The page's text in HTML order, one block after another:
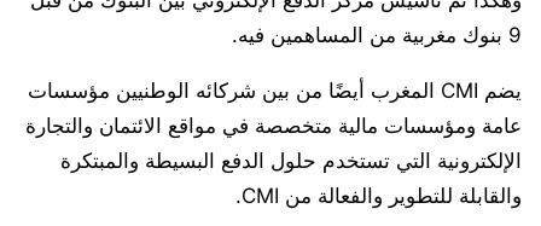
9 بنوك مغربية من المساهمين فيه.
يضم CMI المغرب أيضًا من بين شركائه الوطنيين مؤسسات
عامة ومؤسسات مالية متخصصة في مواقع الائتمان والتجارة
الإلكترونية التي تستخدم حلول الدفع البسيطة والمبتكرة
والقابلة للتطوير والفعالة من CMI.